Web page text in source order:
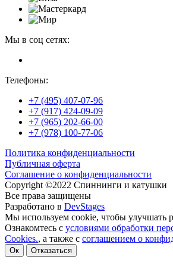
Мы в соц сетях:
Телефоны:
+7 (495) 407-07-96
+7 (917) 424-09-09
+7 (965) 202-66-00
+7 (978) 100-77-06
Политика конфиденциальности
Публичная оферта
Соглашение о конфиденциальности
Copyright ©2022 Спиннинги и катушки
Все права защищены
Разработано в DevStages
Мы используем cookie, чтобы улучшать
Ознакомтесь с условиями обработки
Cookies., а также с соглашением о
Ок Отказаться